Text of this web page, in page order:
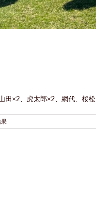
田×2、虎太郎×2、網代、桜松
果